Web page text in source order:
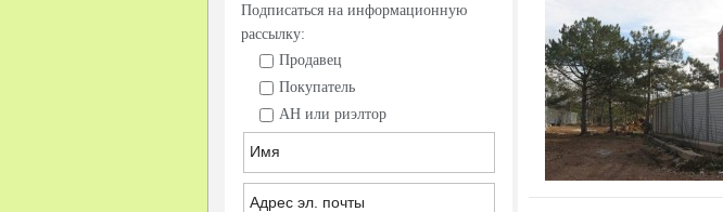
Подписаться на информационную
рассылку:
Продавец
Покупатель
АН или риэлтор